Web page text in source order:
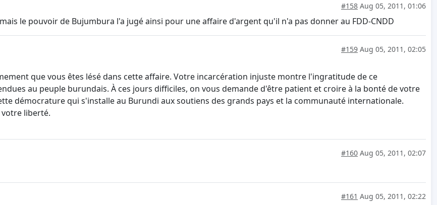
#158 Aug 05, 2011, 01:06
le pouvoir de Bujumbura l'a jugé ainsi pour une affaire d'argent qu'il n'a pas donner au FDD-CNDD
#159 Aug 05, 2011, 02:05
que vous êtes lésé dans cette affaire. Votre incarcération injuste montre l'ingratitude de ce
au peuple burundais. À ces jours difficiles, on vous demande d'être patient et croire à la bonté de votre
démocrature qui s'installe au Burundi aux soutiens des grands pays et la communauté internationale.
liberté.
#160 Aug 05, 2011, 02:07
#161 Aug 05, 2011, 02:22